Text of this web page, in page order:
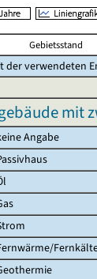
Gebietsstand
der verwendeten
mit
Angabe